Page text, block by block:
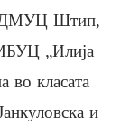
ДМУЦ Штип,
„Илија
во класата
и